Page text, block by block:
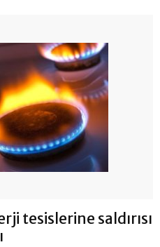
tesislerine saldırısı